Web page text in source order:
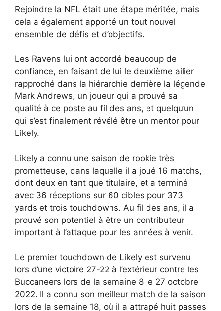
Rejoindre la NFL était une étape méritée, mais
cela a également apporté un tout nouvel
ensemble de défis et d’objectifs.
Les Ravens lui ont accordé beaucoup de
confiance, en faisant de lui le deuxième ailier
rapproché dans la hiérarchie derrière la légende
Mark Andrews, un joueur qui a prouvé sa
qualité à ce poste au fil des ans, et quelqu’un
qui s’est finalement révélé être un mentor pour
Likely.
Likely a connu une saison de rookie très
prometteuse, dans laquelle il a joué 16 matchs,
dont deux en tant que titulaire, et a terminé
avec 36 réceptions sur 60 cibles pour 373
yards et trois touchdowns. Au fil des ans, il a
prouvé son potentiel à être un contributeur
important à l’attaque pour les années à venir.
Le premier touchdown de Likely est survenu
lors d’une victoire 27-22 à l’extérieur contre les
Buccaneers lors de la semaine 8 le 27 octobre
2022. Il a connu son meilleur match de la saison
lors de la semaine 18, où il a attrapé huit passes